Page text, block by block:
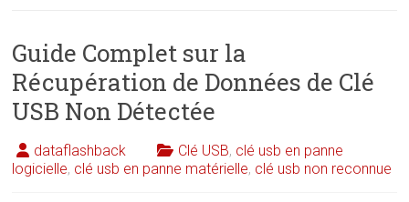
Guide Complet sur la
Récupération de Données de Clé
USB Non Détectée
dataflashback Clé USB, clé usb en panne
logicielle, clé usb en panne matérielle, clé usb non reconnue